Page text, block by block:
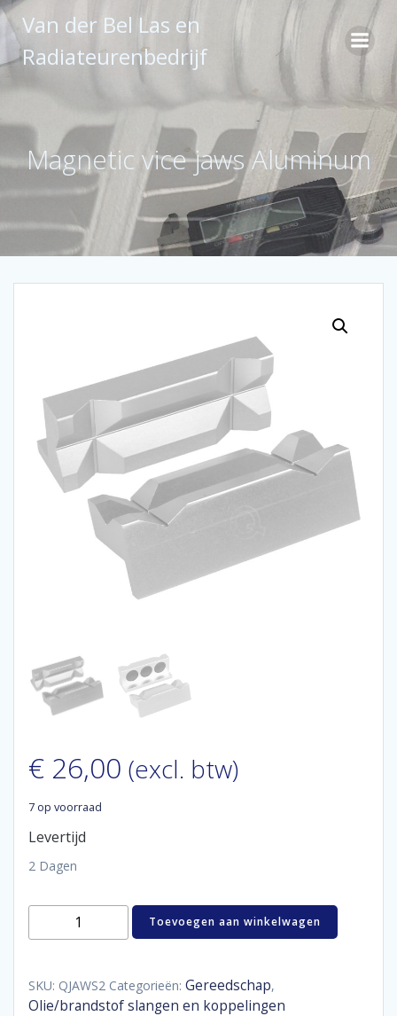
Ga
naar
inhoud
Van der Bel Las en
Radiateurenbedrijf
Magnetic vice jaws Aluminum
€ 26,00 (excl. btw)
7 op voorraad
Levertijd
2 Dagen
Magnetic
aantal
Toevoegen aan winkelwagen
SKU: QJAWS2 Categorieën: Gereedschap,
Olie/brandstof slangen en koppelingen